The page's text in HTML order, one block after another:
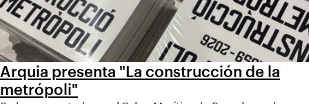
Arquia presenta "La construcción de la
metrópoli"